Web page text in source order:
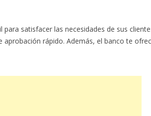
satisfacer las necesidades de sus
rápido. Además, el banco te